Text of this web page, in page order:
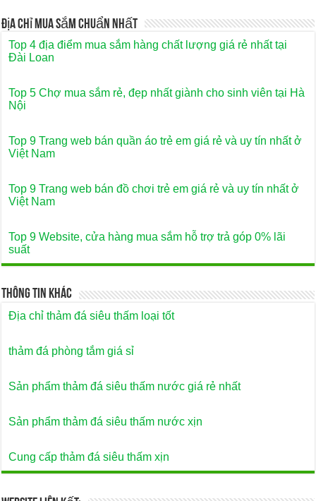
Địa Chỉ Mua Sắm Chuẩn Nhất
Top 4 địa điểm mua sắm hàng chất lượng giá rẻ nhất tại
Đài Loan
Top 5 Chợ mua sắm rẻ, đẹp nhất giành cho sinh viên tại Hà
Nội
Top 9 Trang web bán quần áo trẻ em giá rẻ và uy tín nhất ở
Việt Nam
Top 9 Trang web bán đồ chơi trẻ em giá rẻ và uy tín nhất ở
Việt Nam
Top 9 Website, cửa hàng mua sắm hỗ trợ trả góp 0% lãi
suất
Thông Tin Khác
Địa chỉ thảm đá siêu thấm loại tốt
thảm đá phòng tắm giá sỉ
Sản phẩm thảm đá siêu thấm nước giá rẻ nhất
Sản phẩm thảm đá siêu thấm nước xịn
Cung cấp thảm đá siêu thấm xịn